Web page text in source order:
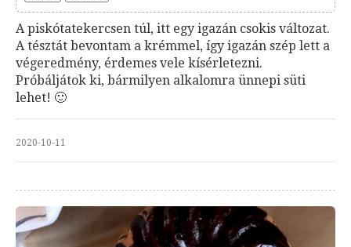
A piskótatekercsen túl, itt egy igazán csokis változat.
A tésztát bevontam a krémmel, így igazán szép lett a
végeredmény, érdemes vele kísérletezni.
Próbáljátok ki, bármilyen alkalomra ünnepi süti
lehet! 🙂
2020-10-11